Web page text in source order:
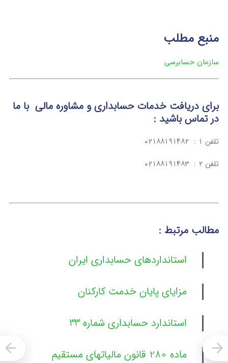
منبع مطلب
سازمان حسابرسی
برای دریافت خدمات حسابداری و مشاوره مالی با ما
در تماس باشید :
تلفن ۱ : ۰۲۱۸۸۱۹۱۴۸۲
تلفن ۲ : ۰۲۱۸۸۱۹۱۴۸۳
مطالب مرتبط :
استانداردهای حسابداری ایران
مزایای پایان خدمت کارکنان
استاندارد حسابداری شماره 33
ماده 280 قانون مالیاتهای مستقیم